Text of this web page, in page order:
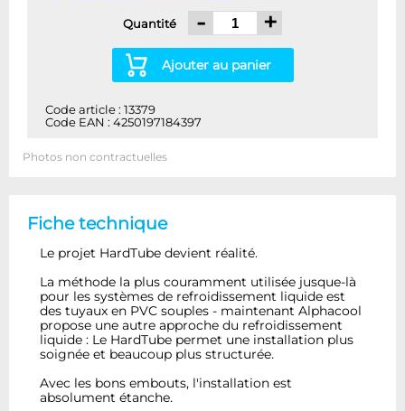
Quantité - +
Ajouter au panier
Code article : 13379
Code EAN : 4250197184397
Photos non contractuelles
Fiche technique
Le projet HardTube devient réalité.
La méthode la plus couramment utilisée jusque-là
pour les systèmes de refroidissement liquide est
des tuyaux en PVC souples - maintenant Alphacool
propose une autre approche du refroidissement
liquide : Le HardTube permet une installation plus
soignée et beaucoup plus structurée.
Avec les bons embouts, l'installation est
absolument étanche.